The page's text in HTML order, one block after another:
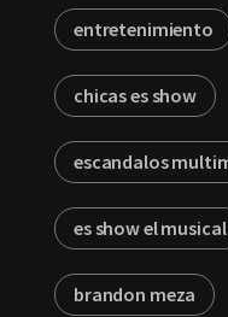
entretenimiento
chicas es show
escandalos
es show el musical
brandon meza